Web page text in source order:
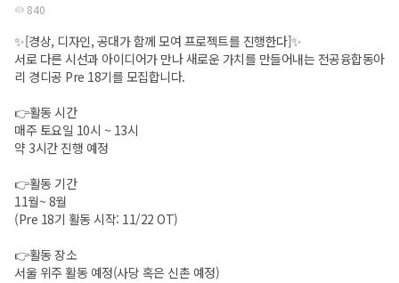
840
✨[경상, 디자인, 공대가 함께 모여 프로젝트를 진행한다]✨
서로 다른 시선과 아이디어가 만나 새로운 가치를 만들어내는 전공융합동아
리 경디공 Pre 18기를 모집합니다.
👉활동 시간
매주 토요일 10시 ~ 13시
약 3시간 진행 예정
👉활동 기간
11월~ 8월
(Pre 18기 활동 시작: 11/22 OT)
👉활동 장소
서울 위주 활동 예정(사당 혹은 신촌 예정)